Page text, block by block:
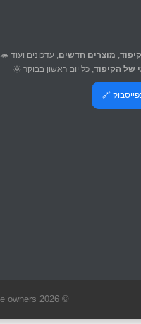
מוצרים חדשים , עדכונים ועוד 🦔
של הקיפוד , כל יום ראשון בבוקר 🌞
🔗
© 2026 Kipod Computer Services. All rights reserved. All brands and trademarks are the property of their respective owners.